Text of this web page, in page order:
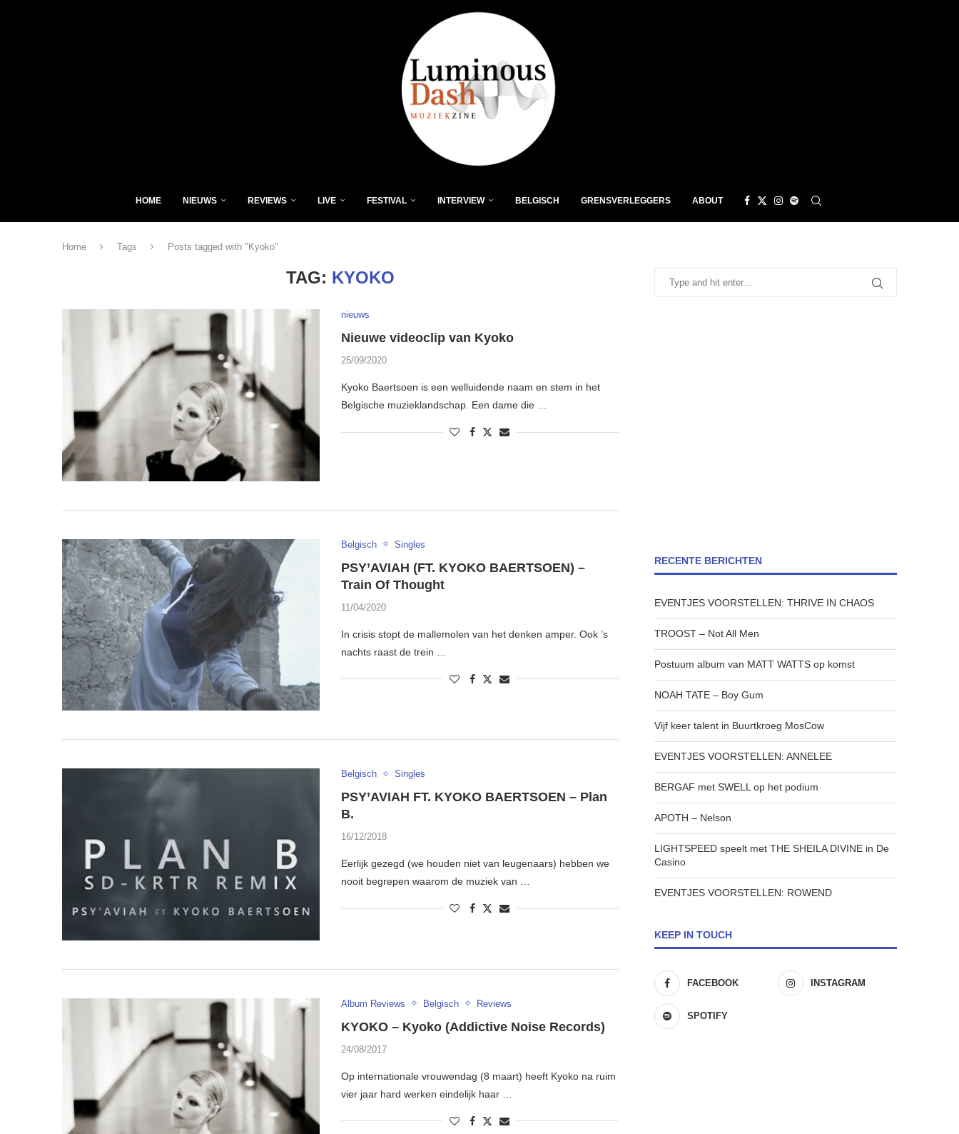
HOME NIEUWS REVIEWS LIVE FESTIVAL INTERVIEW BELGISCH GRENSVERLEGGERS ABOUT
Home Tags Posts tagged with "Kyoko"
TAG: KYOKO
nieuws
Nieuwe videoclip van Kyoko
25/09/2020
Kyoko Baertsoen is een welluidende naam en stem in het
Belgische muzieklandschap. Een dame die …
Belgisch Singles
PSY’AVIAH (FT. KYOKO BAERTSOEN) –
Train Of Thought
11/04/2020
In crisis stopt de mallemolen van het denken amper. Ook ’s
nachts raast de trein …
Belgisch Singles
PSY’AVIAH FT. KYOKO BAERTSOEN – Plan
B.
16/12/2018
Eerlijk gezegd (we houden niet van leugenaars) hebben we
nooit begrepen waarom de muziek van …
Album Reviews Belgisch Reviews
KYOKO – Kyoko (Addictive Noise Records)
24/08/2017
Op internationale vrouwendag (8 maart) heeft Kyoko na ruim
vier jaar hard werken eindelijk haar …
RECENTE BERICHTEN
EVENTJES VOORSTELLEN: THRIVE IN CHAOS
TROOST – Not All Men
Postuum album van MATT WATTS op komst
NOAH TATE – Boy Gum
Vijf keer talent in Buurtkroeg MosCow
EVENTJES VOORSTELLEN: ANNELEE
BERGAF met SWELL op het podium
APOTH – Nelson
LIGHTSPEED speelt met THE SHEILA DIVINE in De
Casino
EVENTJES VOORSTELLEN: ROWEND
KEEP IN TOUCH
FACEBOOK INSTAGRAM
SPOTIFY